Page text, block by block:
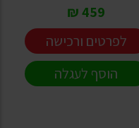
459 ₪
לפרטים ורכישה
הוסף לעגלה